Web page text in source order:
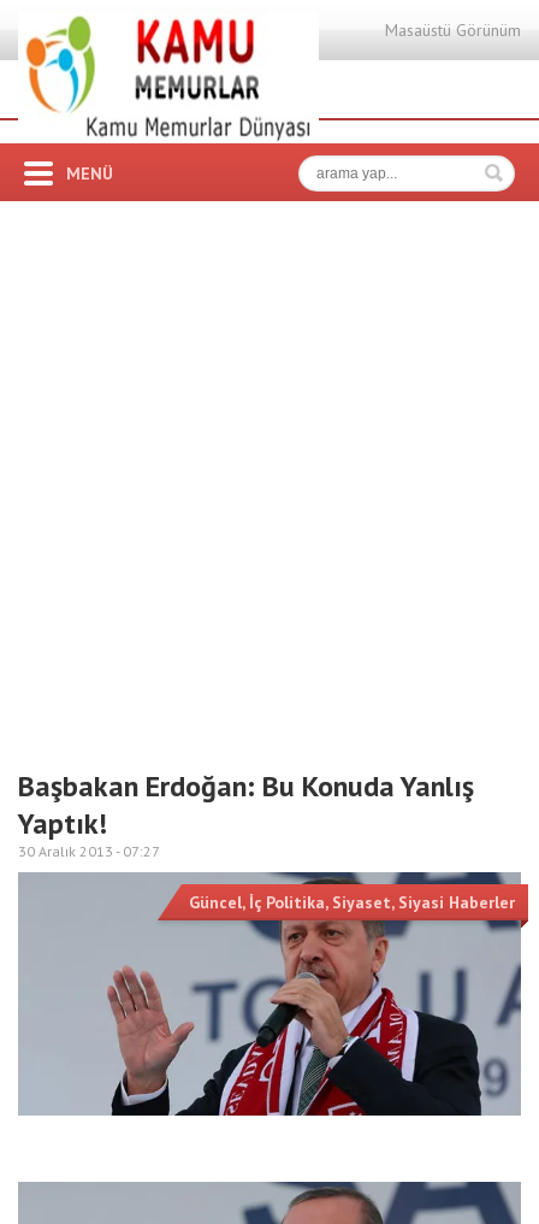
Masaüstü Görünüm
MENÜ
Başbakan Erdoğan: Bu Konuda Yanlış
Yaptık!
30 Aralık 2013 - 07:27
Güncel, İç Politika, Siyaset, Siyasi Haberler